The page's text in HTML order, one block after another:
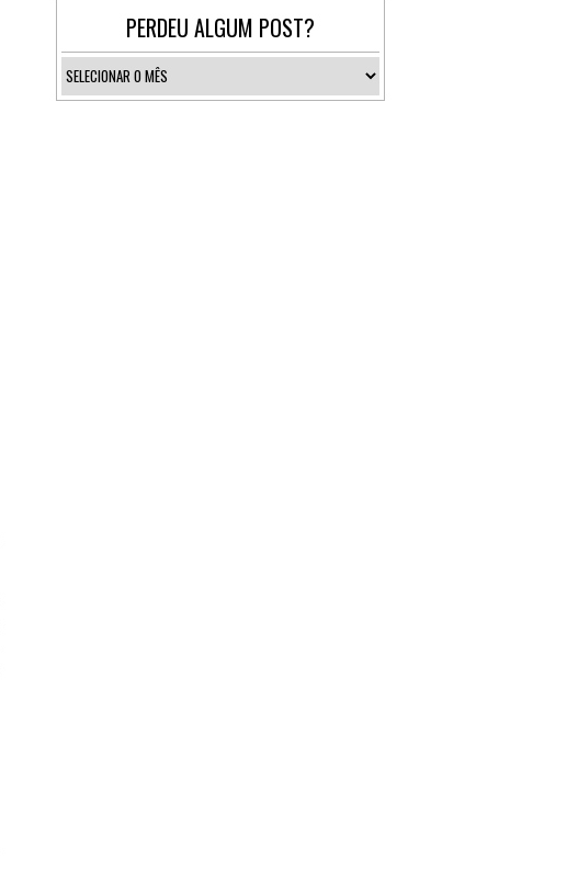
PERDEU ALGUM POST?